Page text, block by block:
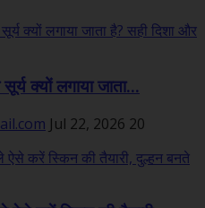
क्यों लगाया जाता...
Jul 22, 2026 20